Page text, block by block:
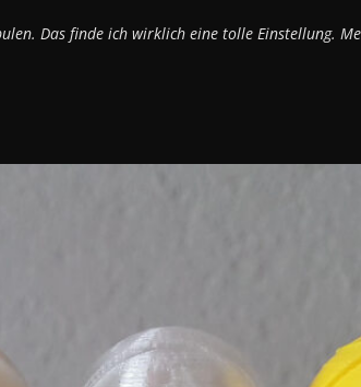
Das finde ich wirklich eine tolle Einstellung.